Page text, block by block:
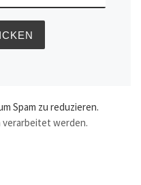
Spam zu reduzieren.
verarbeitet werden.